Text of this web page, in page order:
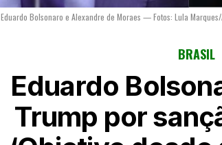
Eduardo Bolsonaro e Alexandre de Moraes — Fotos: Lula
BRASIL
Eduardo
Trump por